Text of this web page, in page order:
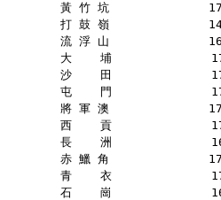
黃 竹 坑
打 鼓 嶺
流 浮 山
大    埔
沙    田
屯    門
將 軍 澳
西    貢
長    洲
赤 鱲 角
青    衣
石    崗